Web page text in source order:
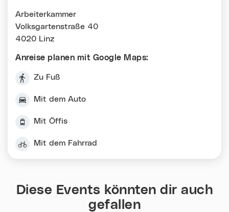
Arbeiterkammer
Volksgartenstraße 40
4020 Linz
Anreise planen mit Google Maps:
Zu Fuß
Mit dem Auto
Mit Öffis
Mit dem Fahrrad
Diese Events könnten dir auch
gefallen